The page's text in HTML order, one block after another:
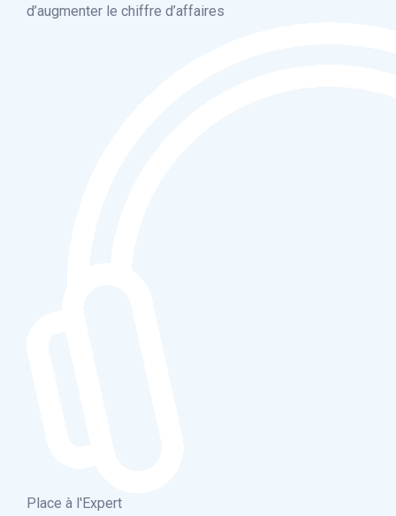
d’augmenter le chiffre d’affaires
Place à l'Expert